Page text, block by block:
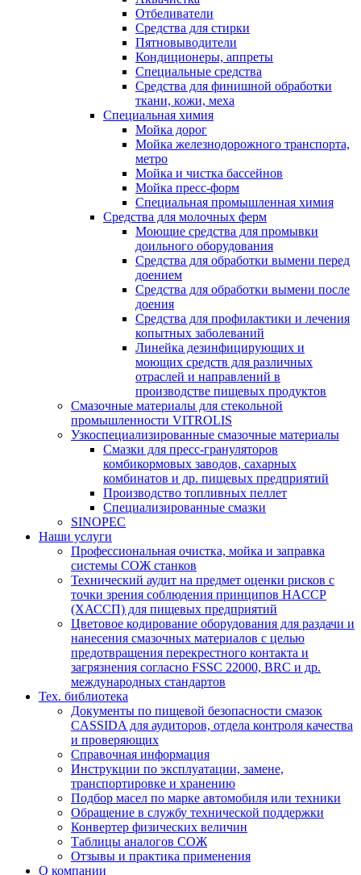
Отбеливатели
Средства для стирки
Пятновыводители
Кондиционеры, аппреты
Специальные средства
Средства для финишной обработки
ткани, кожи, меха
Специальная химия
Мойка дорог
Мойка железнодорожного транспорта,
метро
Мойка и чистка бассейнов
Мойка пресс-форм
Специальная промышленная химия
Средства для молочных ферм
Моющие средства для промывки
доильного оборудования
Средства для обработки вымени перед
доением
Средства для обработки вымени после
доения
Средства для профилактики и лечения
копытных заболеваний
Линейка дезинфицирующих и
моющих средств для различных
отраслей и направлений в
производстве пищевых продуктов
Смазочные материалы для стекольной
промышленности VITROLIS
Узкоспециализированные смазочные материалы
Смазки для пресс-грануляторов
комбикормовых заводов, сахарных
комбинатов и др. пищевых предприятий
Производство топливных пеллет
Специализированные смазки
SINOPEC
Наши услуги
Профессиональная очистка, мойка и заправка
системы СОЖ станков
Технический аудит на предмет оценки рисков с
точки зрения соблюдения принципов HACCP
(ХАССП) для пищевых предприятий
Цветовое кодирование оборудования для раздачи и
нанесения смазочных материалов с целью
предотвращения перекрестного контакта и
загрязнения согласно FSSC 22000, BRC и др.
международных стандартов
Тех. библиотека
Документы по пищевой безопасности смазок
CASSIDA для аудиторов, отдела контроля качества
и проверяющих
Справочная информация
Инструкции по эксплуатации, замене,
транспортировке и хранению
Подбор масел по марке автомобиля или техники
Обращение в службу технической поддержки
Конвертер физических величин
Таблицы аналогов СОЖ
Отзывы и практика применения
О компании